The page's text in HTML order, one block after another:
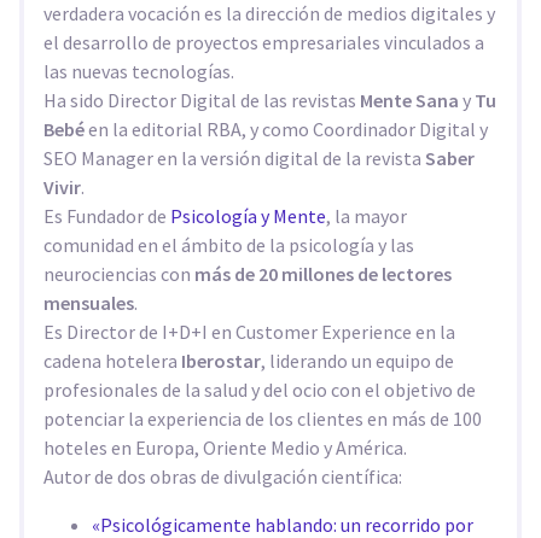
verdadera vocación es la dirección de medios digitales y
el desarrollo de proyectos empresariales vinculados a
las nuevas tecnologías.
Ha sido Director Digital de las revistas Mente Sana y Tu
Bebéen la editorial RBA, y como Coordinador Digital y
SEO Manager en la versión digital de la revista Saber
Vivir.
Es Fundador de Psicología y Mente, la mayor
comunidad en el ámbito de la psicología y las
neurociencias con más de 20 millones de lectores
mensuales.
Es Director de I+D+I en Customer Experience en la
cadena hotelera Iberostar, liderando un equipo de
profesionales de la salud y del ocio con el objetivo de
potenciar la experiencia de los clientes en más de 100
hoteles en Europa, Oriente Medio y América.
Autor de dos obras de divulgación científica:
«Psicológicamente hablando: un recorrido por